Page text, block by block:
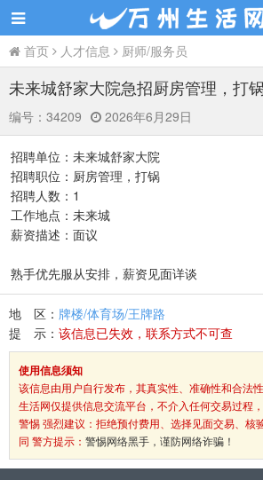
首页 人才信息 厨师/服务员
未来城舒家大院急招厨房管理，打锅
编号： 34209 2026年6月29日
招聘单位：未来城舒家大院
招聘职位：厨房管理，打锅
招聘人数：1
工作地点：未来城
薪资描述：面议
熟手优先服从安排，薪资见面详谈
地 区： 牌楼/体育场/王牌路
提 示： 该信息已失效，联系方式不可查
使用信息须知
该信息由用户自行发布，其真实性、准确性和合法
生活网仅提供信息交流平台，不介入任何交易过程
警惕 强烈建议：拒绝预付费用、选择见面交易、核
同 警方提示： 警惕网络黑手，谨防网络诈骗！